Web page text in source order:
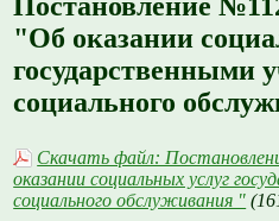
Постановление
"Об оказании
государственными
социального
Скачать файл:
оказании социальных услуг
социального обслуживания "